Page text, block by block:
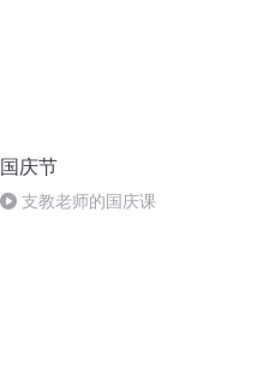
国庆节
支教老师的国庆课